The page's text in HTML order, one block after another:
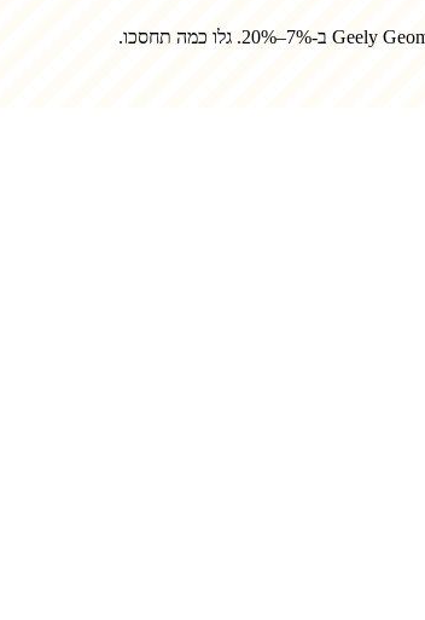
Geely ב-7%–20%. גלו כמה תחסכו.